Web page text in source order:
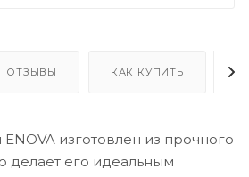
ОТЗЫВЫ КАК КУПИТЬ
изготовлен из прочного
делает его идеальным